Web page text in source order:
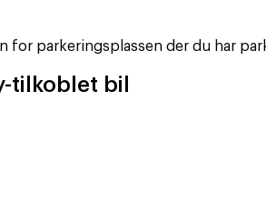
for parkeringsplassen der du har
tilkoblet bil